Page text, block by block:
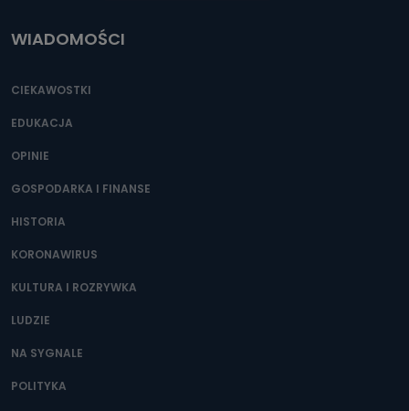
WIADOMOŚCI
CIEKAWOSTKI
EDUKACJA
OPINIE
GOSPODARKA I FINANSE
HISTORIA
KORONAWIRUS
KULTURA I ROZRYWKA
LUDZIE
NA SYGNALE
POLITYKA